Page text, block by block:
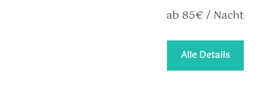
ab 85€ / Nacht
Alle Details